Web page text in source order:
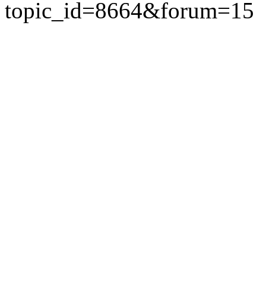
topic_id=8664&forum=15